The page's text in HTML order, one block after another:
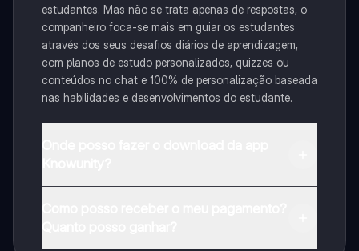
estudantes. Mas não se trata apenas de respostas, o
companheiro foca-se mais em guiar os estudantes
através dos seus desafios diários de aprendizagem,
com planos de estudo personalizados, quizzes ou
conteúdos no chat e 100% de personalização baseada
nas habilidades e desenvolvimentos do estudante.